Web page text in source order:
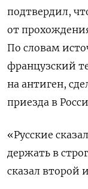
подтвердил,
от
По словам
французский
на антиген,
приезда в
«Русские
держать в
сказал второй